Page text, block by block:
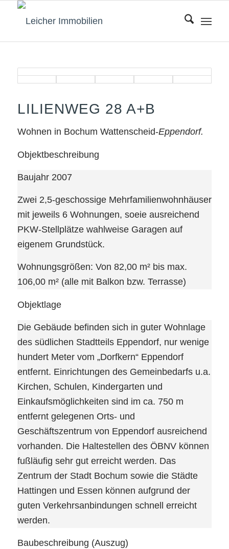
LILIENWEG 28 A+B
Wohnen in Bochum Wattenscheid-Eppendorf.
Objektbeschreibung
Baujahr 2007
Zwei 2,5-geschossige Mehrfamilienwohnhäuser
mit jeweils 6 Wohnungen, soeie ausreichend
PKW-Stellplätze wahlweise Garagen auf
eigenem Grundstück.
Wohnungsgrößen: Von 82,00 m² bis max.
106,00 m² (alle mit Balkon bzw. Terrasse)
Objektlage
Die Gebäude befinden sich in guter Wohnlage
des südlichen Stadtteils Eppendorf, nur wenige
hundert Meter vom „Dorfkern“ Eppendorf
entfernt. Einrichtungen des Gemeinbedarfs u.a.
Kirchen, Schulen, Kindergarten und
Einkaufsmöglichkeiten sind im ca. 750 m
entfernt gelegenen Orts- und
Geschäftszentrum von Eppendorf ausreichend
vorhanden. Die Haltestellen des ÖBNV können
fußläufig sehr gut erreicht werden. Das
Zentrum der Stadt Bochum sowie die Städte
Hattingen und Essen können aufgrund der
guten Verkehrsanbindungen schnell erreicht
werden.
Baubeschreibung (Auszug)